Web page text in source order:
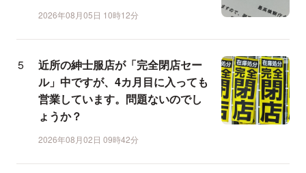
2026年08月05日 10時12分
近所の紳士服店が「完全閉店セー
ル」中ですが、4カ月目に入っても
営業しています。問題ないのでし
ょうか？
2026年08月02日 09時42分